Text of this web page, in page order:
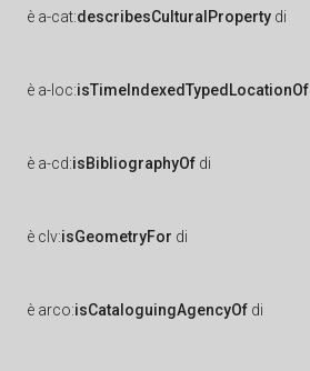
è a-cat:describesCulturalProperty di
è a-loc:isTimeIndexedTypedLocationOf
è a-cd:isBibliographyOf di
è clv:isGeometryFor di
è arco:isCataloguingAgencyOf di